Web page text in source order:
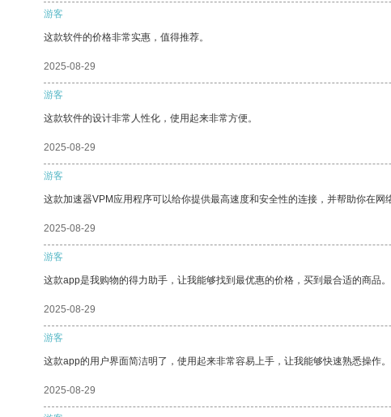
游客
这款软件的价格非常实惠，值得推荐。
2025-08-29
游客
这款软件的设计非常人性化，使用起来非常方便。
2025-08-29
游客
这款加速器VPM应用程序可以给你提供最高速度和安全性的连接，并帮助你在网
2025-08-29
游客
这款app是我购物的得力助手，让我能够找到最优惠的价格，买到最合适的商品。
2025-08-29
游客
这款app的用户界面简洁明了，使用起来非常容易上手，让我能够快速熟悉操作
2025-08-29